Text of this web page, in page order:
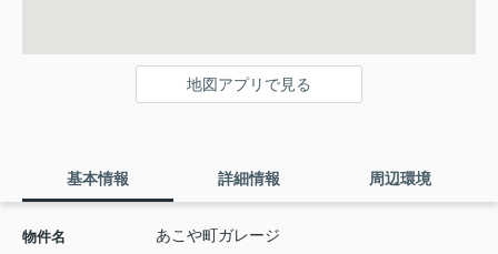
地図アプリで見る
基本情報 詳細情報 周辺環境
物件名 あこや町ガレージ